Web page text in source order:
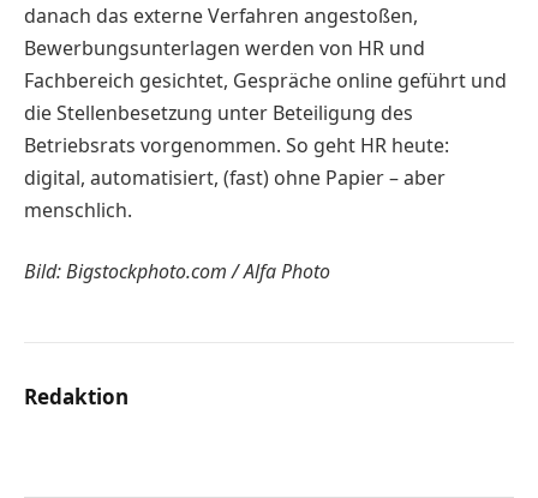
danach das externe Verfahren angestoßen,
Bewerbungsunterlagen werden von HR und
Fachbereich gesichtet, Gespräche online geführt und
die Stellenbesetzung unter Beteiligung des
Betriebsrats vorgenommen. So geht HR heute:
digital, automatisiert, (fast) ohne Papier – aber
menschlich.
Bild: Bigstockphoto.com / Alfa Photo
Redaktion